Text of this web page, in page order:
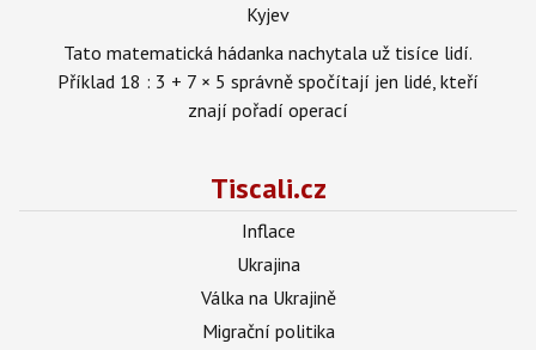
Kyjev
Tato matematická hádanka nachytala už tisíce lidí.
Příklad 18 : 3 + 7 × 5 správně spočítají jen lidé, kteří
znají pořadí operací
Tiscali.cz
Inflace
Ukrajina
Válka na Ukrajině
Migrační politika